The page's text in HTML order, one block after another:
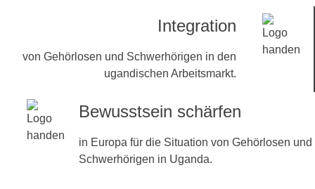
Integration
von Gehörlosen und Schwerhörigen in den
ugandischen Arbeitsmarkt.
Bewusstsein schärfen
in Europa für die Situation von Gehörlosen und
Schwerhörigen in Uganda.